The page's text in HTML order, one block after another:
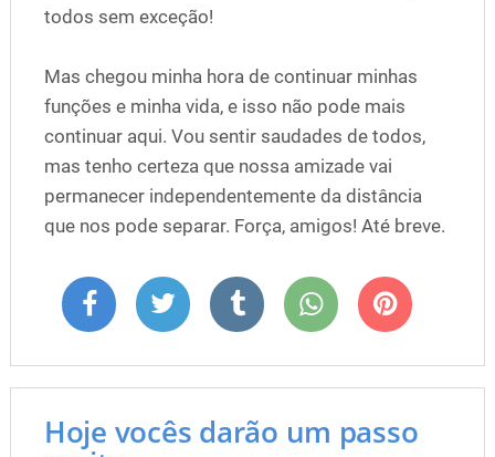
todos sem exceção!
Mas chegou minha hora de continuar minhas
funções e minha vida, e isso não pode mais
continuar aqui. Vou sentir saudades de todos,
mas tenho certeza que nossa amizade vai
permanecer independentemente da distância
que nos pode separar. Força, amigos! Até breve.
Hoje vocês darão um passo